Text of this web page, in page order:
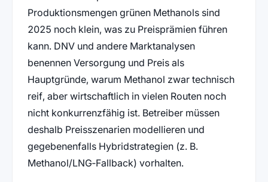
Produktionsmengen grünen Methanols sind
2025 noch klein, was zu Preisprämien führen
kann. DNV und andere Marktanalysen
benennen Versorgung und Preis als
Hauptgründe, warum Methanol zwar technisch
reif, aber wirtschaftlich in vielen Routen noch
nicht konkurrenzfähig ist. Betreiber müssen
deshalb Preisszenarien modellieren und
gegebenenfalls Hybridstrategien (z. B.
Methanol/LNG‑Fallback) vorhalten.